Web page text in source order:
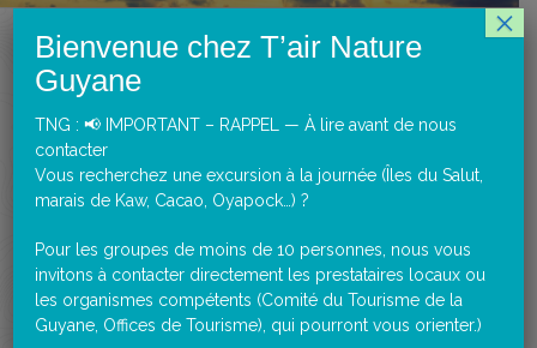
Bienvenue chez T’air Nature
Guyane
TNG : 📢 IMPORTANT – RAPPEL — À lire avant de nous
contacter
Vous recherchez une excursion à la journée (Îles du Salut,
marais de Kaw, Cacao, Oyapock…) ?
Pour les groupes de moins de 10 personnes, nous vous
invitons à contacter directement les prestataires locaux ou
les organismes compétents (Comité du Tourisme de la
Guyane, Offices de Tourisme), qui pourront vous orienter.)
×